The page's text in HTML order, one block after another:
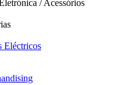
/ Acessórios
Eléctricos